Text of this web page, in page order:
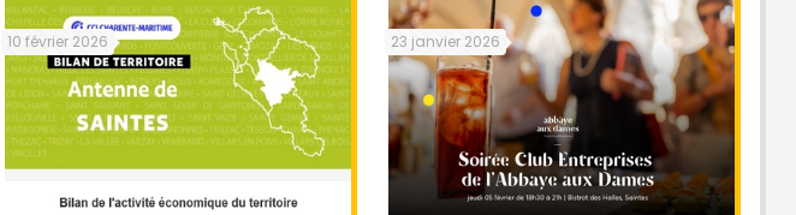
10 février 2026 23 janvier 2026